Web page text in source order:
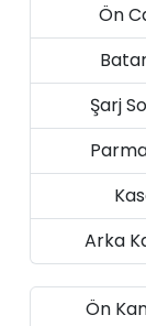
Ön
Şarj
Arka
Ön